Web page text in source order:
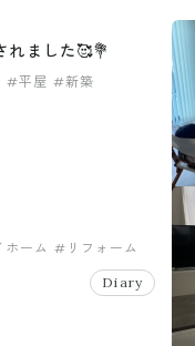
れました🥰💐
#平屋 #新築
ーム #リフォーム
Diary